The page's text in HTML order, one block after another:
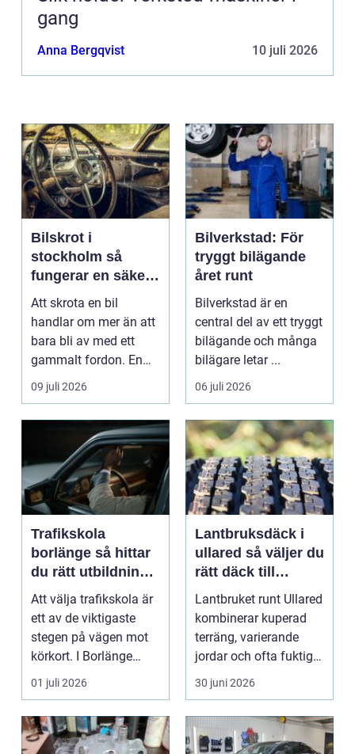
gang
Anna Bergqvist 10 juli 2026
Bilskrot i
stockholm så
fungerar en säker
och miljövänlig
skrotning
Att skrota en bil
handlar om mer än att
bara bli av med ett
gammalt fordon. En
genomtänkt skrotning
09 juli 2026
Bilverkstad: För
tryggt bilägande
året runt
Bilverkstad är en
central del av ett tryggt
bilägande och många
bilägare letar ...
06 juli 2026
Trafikskola
borlänge så hittar
du rätt utbildning
till körkortet
Att välja trafikskola är
ett av de viktigaste
stegen på vägen mot
körkort. I Borlänge
finns flera al...
01 juli 2026
Lantbruksdäck i
ullared så väljer du
rätt däck till
gårdens maskiner
Lantbruket runt Ullared
kombinerar kuperad
terräng, varierande
jordar och ofta fuktigt
väder. Valet ...
30 juni 2026